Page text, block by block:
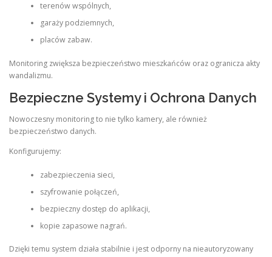
terenów wspólnych,
garaży podziemnych,
placów zabaw.
Monitoring zwiększa bezpieczeństwo mieszkańców oraz ogranicza akty
wandalizmu.
Bezpieczne Systemy i Ochrona Danych
Nowoczesny monitoring to nie tylko kamery, ale również
bezpieczeństwo danych.
Konfigurujemy:
zabezpieczenia sieci,
szyfrowanie połączeń,
bezpieczny dostęp do aplikacji,
kopie zapasowe nagrań.
Dzięki temu system działa stabilnie i jest odporny na nieautoryzowany